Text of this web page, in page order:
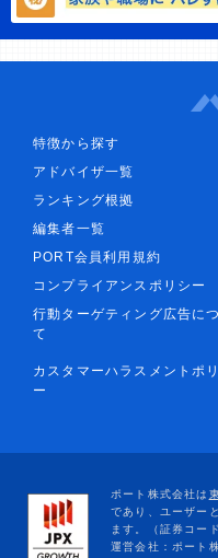
特徴から探す
アドバイザ一覧
ランキング根拠
編集者一覧
PORT会員利用規約
コンプライアンスポリシー
行動ターゲティング広告に
て
カスタマーハラスメントポ
ー